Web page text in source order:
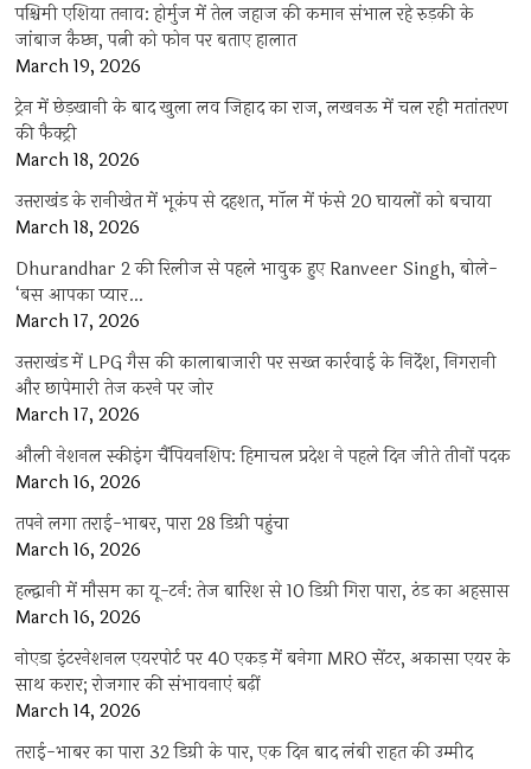
पश्चिमी एशिया तनाव: होर्मुज में तेल जहाज की कमान संभाल रहे रुड़की के
जांबाज कैप्टन, पत्नी को फोन पर बताए हालात
March 19, 2026
ट्रेन में छेड़खानी के बाद खुला लव जिहाद का राज, लखनऊ में चल रही मतांतरण
की फैक्ट्री
March 18, 2026
उत्तराखंड के रानीखेत में भूकंप से दहशत, मॉल में फंसे 20 घायलों को बचाया
March 18, 2026
Dhurandhar 2 की रिलीज से पहले भावुक हुए Ranveer Singh, बोले-
‘बस आपका प्यार…
March 17, 2026
उत्तराखंड में LPG गैस की कालाबाजारी पर सख्त कार्रवाई के निर्देश, निगरानी
और छापेमारी तेज करने पर जोर
March 17, 2026
औली नेशनल स्कीइंग चैंपियनशिप: हिमाचल प्रदेश ने पहले दिन जीते तीनों पदक
March 16, 2026
तपने लगा तराई-भाबर, पारा 28 डिग्री पहुंचा
March 16, 2026
हल्द्वानी में मौसम का यू-टर्न: तेज बारिश से 10 डिग्री गिरा पारा, ठंड का अहसास
March 16, 2026
नोएडा इंटरनेशनल एयरपोर्ट पर 40 एकड़ में बनेगा MRO सेंटर, अकासा एयर के
साथ करार; रोजगार की संभावनाएं बढ़ीं
March 14, 2026
तराई-भाबर का पारा 32 डिग्री के पार, एक दिन बाद लंबी राहत की उम्मीद